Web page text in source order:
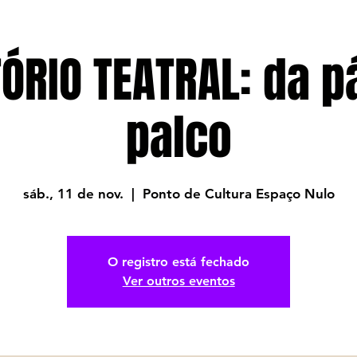
TEATRAL:
palco
sáb., 11 de nov. Ponto de Cultura Espaço Nulo
O registro está fechado
Ver outros eventos